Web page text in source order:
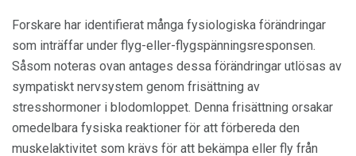
Forskare har identifierat många fysiologiska förändringar
som inträffar under flyg-eller-flygspänningsresponsen.
Såsom noteras ovan antages dessa förändringar utlösas av
sympatiskt nervsystem genom frisättning av
stresshormoner i blodomloppet. Denna frisättning orsakar
omedelbara fysiska reaktioner för att förbereda den
muskelaktivitet som krävs för att bekämpa eller fly från